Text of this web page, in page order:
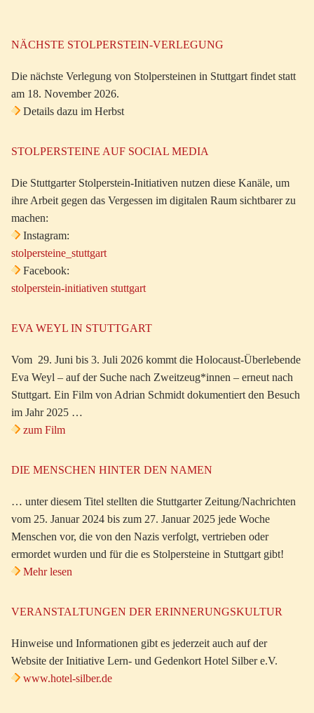
NÄCHSTE STOLPERSTEIN-VERLEGUNG
Die nächste Verlegung von Stolpersteinen in Stuttgart findet statt
am 18. November 2026.
Details dazu im Herbst
STOLPERSTEINE AUF SOCIAL MEDIA
Die Stuttgarter Stolperstein-Initiativen nutzen diese Kanäle, um
ihre Arbeit gegen das Vergessen im digitalen Raum sichtbarer zu
machen:
Instagram:
stolpersteine_stuttgart
Facebook:
stolperstein-initiativen stuttgart
EVA WEYL IN STUTTGART
Vom 29. Juni bis 3. Juli 2026 kommt die Holocaust-Überlebende
Eva Weyl – auf der Suche nach Zweitzeug*innen – erneut nach
Stuttgart. Ein Film von Adrian Schmidt dokumentiert den Besuch
im Jahr 2025 …
zum Film
DIE MENSCHEN HINTER DEN NAMEN
… unter diesem Titel stellten die Stuttgarter Zeitung/Nachrichten
vom 25. Januar 2024 bis zum 27. Januar 2025 jede Woche
Menschen vor, die von den Nazis verfolgt, vertrieben oder
ermordet wurden und für die es Stolpersteine in Stuttgart gibt!
Mehr lesen
VERANSTALTUNGEN DER ERINNERUNGSKULTUR
Hinweise und Informationen gibt es jederzeit auch auf der
Website der Initiative Lern- und Gedenkort Hotel Silber e.V.
www.hotel-silber.de